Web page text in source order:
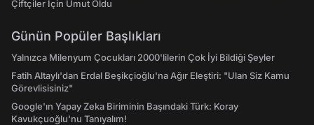
Çiftçiler İçin Umut Oldu
Günün Popüler Başlıkları
Yalnızca Milenyum Çocukları 2000'lilerin Çok İyi Bildiği Şeyler
Fatih Altaylı'dan Erdal Beşikçioğlu'na Ağır Eleştiri: "Ulan Siz Kamu
Görevlisisiniz"
Google'ın Yapay Zeka Biriminin Başındaki Türk: Koray
Kavukçuoğlu'nu Tanıyalım!